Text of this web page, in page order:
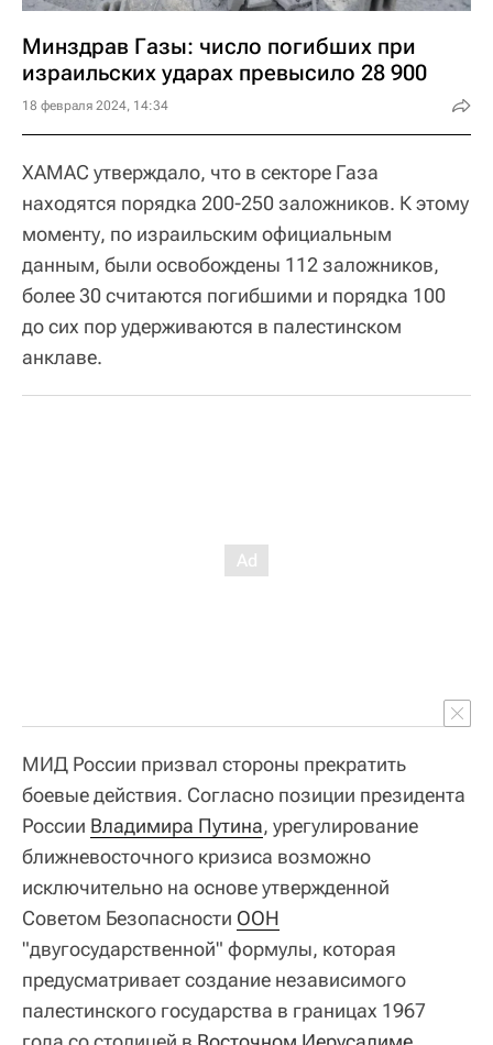
Минздрав Газы: число погибших при
израильских ударах превысило 28 900
18 февраля 2024, 14:34
ХАМАС утверждало, что в секторе Газа
находятся порядка 200-250 заложников. К этому
моменту, по израильским официальным
данным, были освобождены 112 заложников,
более 30 считаются погибшими и порядка 100
до сих пор удерживаются в палестинском
анклаве.
МИД России призвал стороны прекратить
боевые действия. Согласно позиции президента
России Владимира Путина, урегулирование
ближневосточного кризиса возможно
исключительно на основе утвержденной
Советом Безопасности ООН
"двугосударственной" формулы, которая
предусматривает создание независимого
палестинского государства в границах 1967